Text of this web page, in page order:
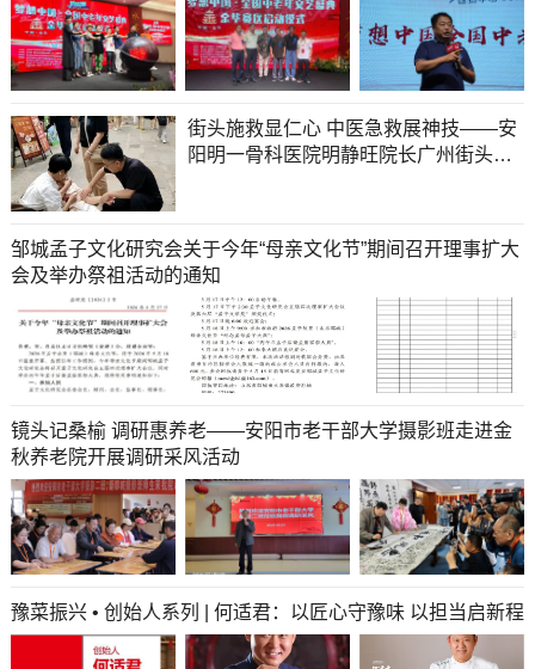
街头施救显仁心 中医急救展神技——安
阳明一骨科医院明静旺院长广州街头紧
邹城孟子文化研究会关于今年“母亲文化节”期间召开理事扩大
会及举办祭祖活动的通知
镜头记桑榆 调研惠养老——安阳市老干部大学摄影班走进金
秋养老院开展调研采风活动
豫菜振兴 • 创始人系列 | 何适君：以匠心守豫味 以担当启新程